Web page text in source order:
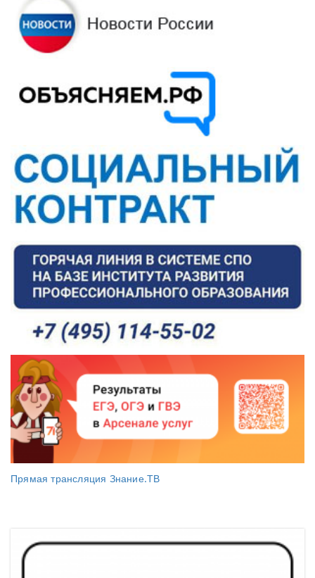
Прямая трансляция Знание.ТВ